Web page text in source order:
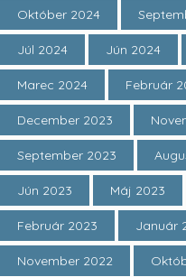
Október 2024
Júl 2024 Jún 2024
Marec 2024 Február
December 2023
September 2023
Jún 2023 Máj 2023
Február 2023 Január
November 2022